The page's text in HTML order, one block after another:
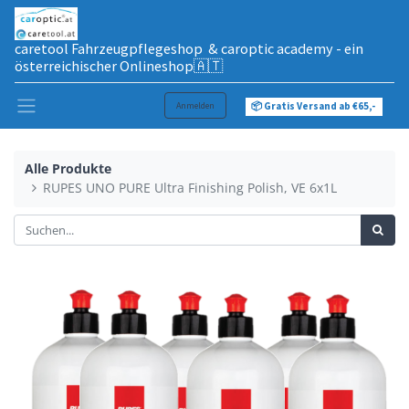
caretool Fahrzeugpflegeshop & caroptic academy - ein
österreichischer Onlineshop🇦🇹
Anmelden 📦 Gratis Versand ab €65,-
Alle Produkte
RUPES UNO PURE Ultra Finishing Polish, VE 6x1L